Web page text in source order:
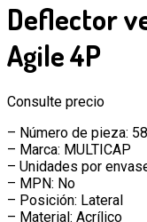
Deflector
Agile 4P
Consulte precio
– Número de pieza:
– Marca: MULTICAP
– Unidades por
– MPN: No
– Posición: Lateral
– Material: Acrílico